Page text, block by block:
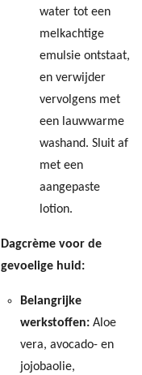
water tot een
melkachtige
emulsie ontstaat,
en verwijder
vervolgens met
een lauwwarme
washand. Sluit af
met een
aangepaste
lotion.
Dagcrème voor de
gevoelige huid:
Belangrijke
werkstoffen: Aloe
vera, avocado- en
jojobaolie,